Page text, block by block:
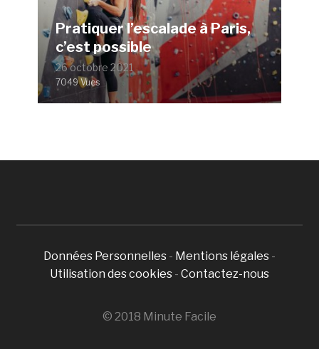
Pratiquer l’escalade à Paris,
c’est possible
26 octobre 2021
7049 Vues
Données Personnelles - Mentions légales -
Utilisation des cookies - Contactez-nous
© 2018 Minute Facile